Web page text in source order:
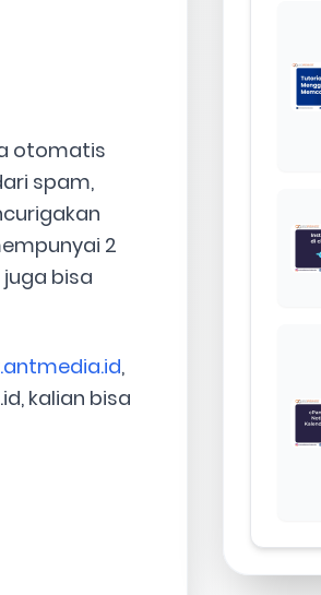
otomatis
spam,
2
bisa
,
kalian bisa